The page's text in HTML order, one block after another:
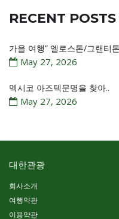
RECENT POSTS
가을 여행” 엘로스톤/그랜티
May 27, 2026
멕시코 아즈텍문명을 찾아..
May 27, 2026
대한관광
회사소개
여행약관
이용약관